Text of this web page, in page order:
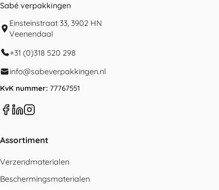
Sabé verpakkingen
Einsteinstraat 33, 3902 HN
Veenendaal
+31 (0)318 520 298
info@sabeverpakkingen.nl
KvK nummer: 77767551
Assortiment
Verzendmaterialen
Beschermingsmaterialen